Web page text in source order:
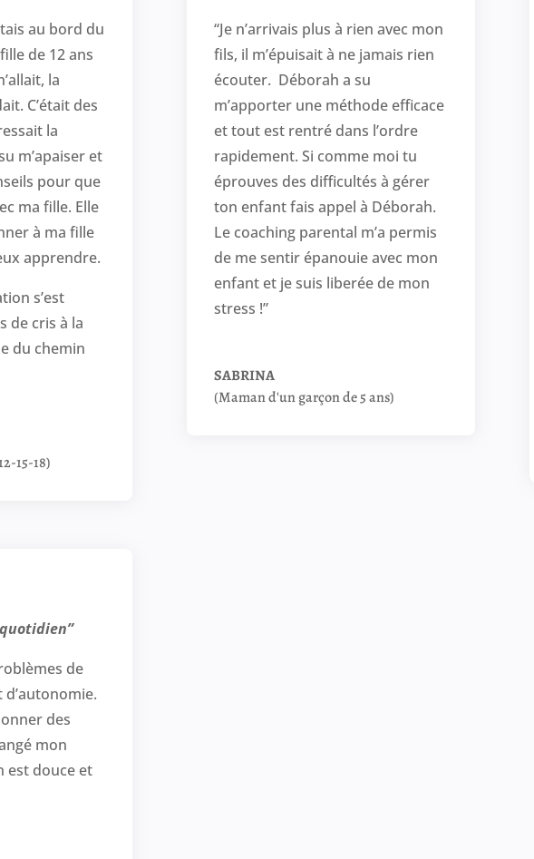
au bord du
de 12 ans
la
C’était des
la
m’apaiser et
pour que
ma fille. Elle
à ma fille
apprendre.
s’est
de cris à la
du chemin
15-18)
“Je n’arrivais plus à rien avec mon
fils, il m’épuisait à ne jamais rien
écouter. Déborah a su
m’apporter une méthode efficace
et tout est rentré dans l’ordre
rapidement. Si comme moi tu
éprouves des difficultés à gérer
ton enfant fais appel à Déborah.
Le coaching parental m’a permis
de me sentir épanouie avec mon
enfant et je suis liberée de mon
stress !”
SABRINA
(Maman d'un garçon de 5 ans)
de
des
mon
est douce et